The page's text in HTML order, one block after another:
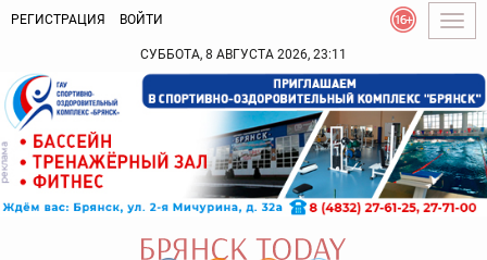
РЕГИСТРАЦИЯ ВОЙТИ
СУББОТА, 8 АВГУСТА 2026, 23:11